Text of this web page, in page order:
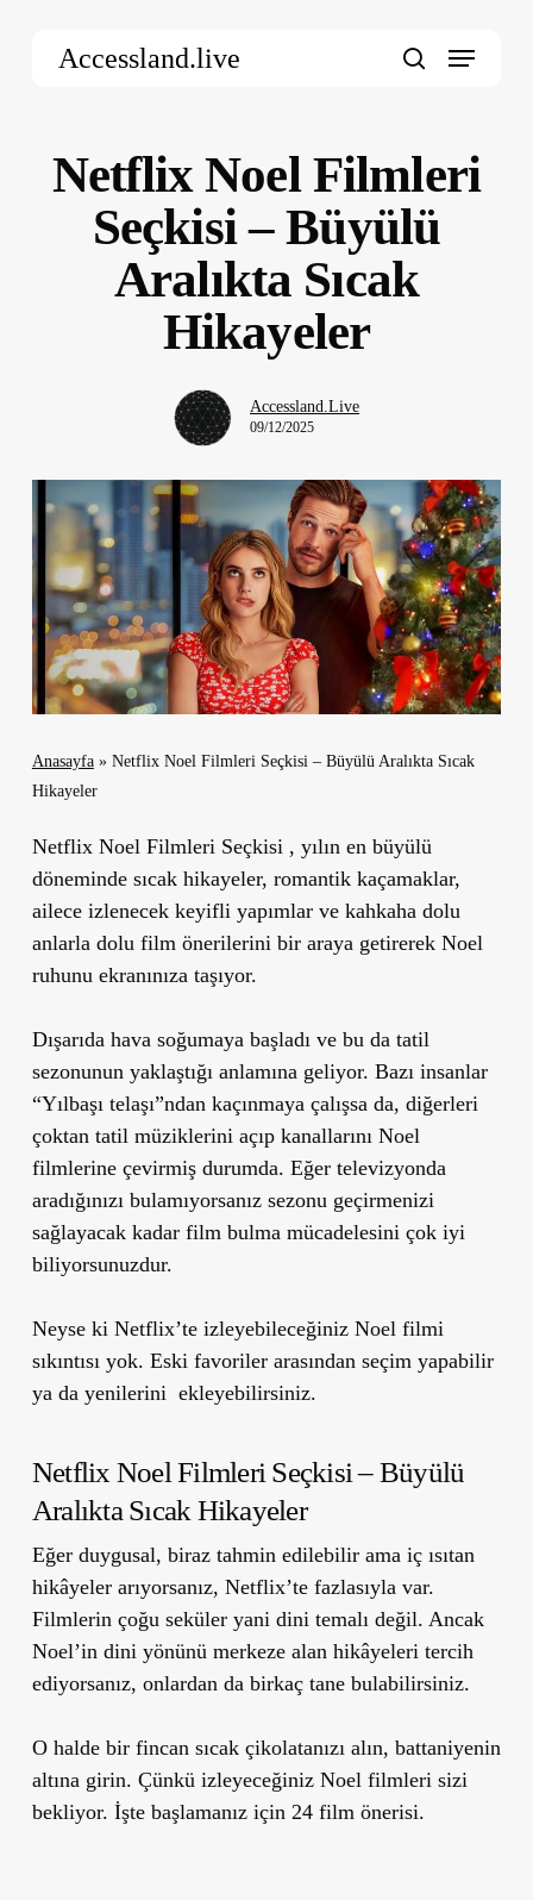
Accessland.live Menu
Netflix Noel Filmleri
Seçkisi – Büyülü
Aralıkta Sıcak
Hikayeler
Accessland.Live
09/12/2025
Anasayfa» Netflix Noel Filmleri Seçkisi – Büyülü Aralıkta Sıcak
Hikayeler
Netflix Noel Filmleri Seçkisi , yılın en büyülü
döneminde sıcak hikayeler, romantik kaçamaklar,
ailece izlenecek keyifli yapımlar ve kahkaha dolu
anlarla dolu film önerilerini bir araya getirerek Noel
ruhunu ekranınıza taşıyor.
Dışarıda hava soğumaya başladı ve bu da tatil
sezonunun yaklaştığı anlamına geliyor. Bazı insanlar
“Yılbaşı telaşı”ndan kaçınmaya çalışsa da, diğerleri
çoktan tatil müziklerini açıp kanallarını Noel
filmlerine çevirmiş durumda. Eğer televizyonda
aradığınızı bulamıyorsanız sezonu geçirmenizi
sağlayacak kadar film bulma mücadelesini çok iyi
biliyorsunuzdur.
Neyse ki Netflix’te izleyebileceğiniz Noel filmi
sıkıntısı yok. Eski favoriler arasından seçim yapabilir
ya da yenilerini ekleyebilirsiniz.
Netflix Noel Filmleri Seçkisi – Büyülü
Aralıkta Sıcak Hikayeler
Eğer duygusal, biraz tahmin edilebilir ama iç ısıtan
hikâyeler arıyorsanız, Netflix’te fazlasıyla var.
Filmlerin çoğu seküler yani dini temalı değil. Ancak
Noel’in dini yönünü merkeze alan hikâyeleri tercih
ediyorsanız, onlardan da birkaç tane bulabilirsiniz.
O halde bir fincan sıcak çikolatanızı alın, battaniyenin
altına girin. Çünkü izleyeceğiniz Noel filmleri sizi
bekliyor. İşte başlamanız için 24 film önerisi.